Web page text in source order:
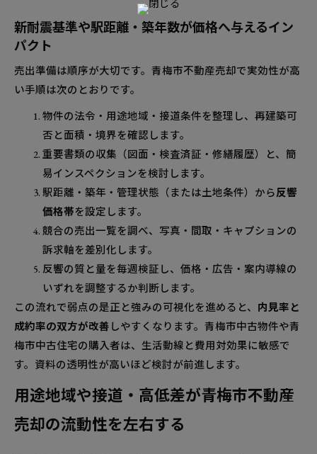
新耐震基準や駅距離・築年数が価格へ与えるイン
パクト
売出準備は順序が大切です。青梅市不動産売却で実効性が高
い手順は次のとおりです。
物件の法令・用途地域・接道条件を整理し、再建築可
否と面積・境界を確認します。
重要書類の収集（図面・検査済証・修繕履歴）と、簡
易インスペクションを検討します。
駅距離・築年・管理状態（または土地条件）から反響
価格帯を設定します。
競合の売出一覧を調べ、写真・間取・キャプションの
訴求軸を差別化します。
反響の質と量を毎週検証し、価格・広告・案内導線の
いずれを調整するか判断します。
この流れで弱点の是正と強みの可視化を進めると、 内見率と
成約率の双方が改善 しやすくなります。青梅市中古物件や青
梅市中古住宅の購入者は、生活動線と費用対効果に敏感で
す。資料の透明性が高いほど検討が前進します。
用途地域や接道・高低差が青梅市不動産
売却の流動性を左右する